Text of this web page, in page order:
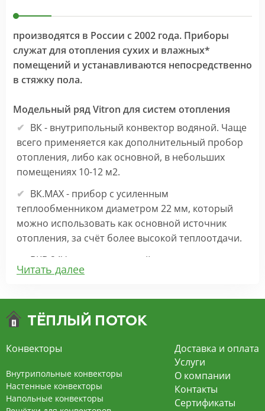
производятся в России с 2002 года. Приборы
служат для отопления сухих и влажных*
помещений и устанавливаются непосредственно
в стяжку пола.
Модельный ряд Vitron для систем отопления
ВК - внутрипольный конвектор водяной. Чаще
всего применяется как дополнительный пробор
отопления, либо как основной, в небольших
помещениях 10-12 м2.
ВК.МАХ - прибор с усиленным
теплообменником диаметром 22 мм, который
можно использовать как основной источник
отопления, за счёт более высокой теплоотдачи.
ВКВ 24V – внутрипольный конвектор
отопления с вентилятором на 24В подходит для
экономит электроэнергию и бесшумно работает.
конвекцией на 220В. За счет тангенциального
вентилятора создает принудительную
конвекцию, что позволяет обогревать
помещения большой площади.
Читать далее
Конвекторы
Внутрипольные конвекторы
Настенные конвекторы
Напольные конвекторы
Доставка и оплата
Услуги
О компании
Контакты
Сертификаты